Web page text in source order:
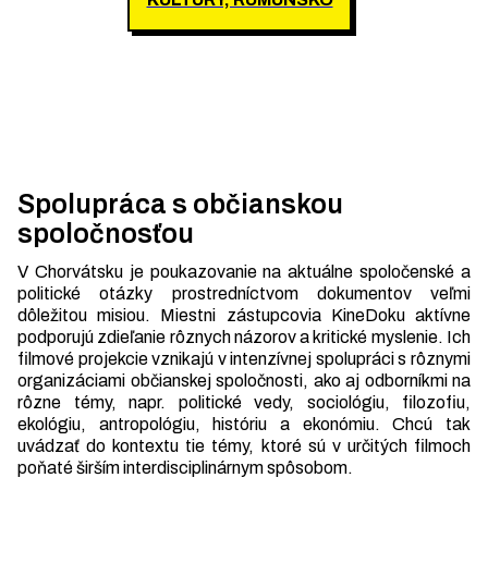
Spolupráca s občianskou
spoločnosťou
V Chorvátsku je poukazovanie na aktuálne spoločenské a
politické otázky prostredníctvom dokumentov veľmi
dôležitou misiou. Miestni zástupcovia KineDoku aktívne
podporujú zdieľanie rôznych názorov a kritické myslenie. Ich
filmové projekcie vznikajú v intenzívnej spolupráci s rôznymi
organizáciami občianskej spoločnosti, ako aj odborníkmi na
rôzne témy, napr. politické vedy, sociológiu, filozofiu,
ekológiu, antropológiu, históriu a ekonómiu. Chcú tak
uvádzať do kontextu tie témy, ktoré sú v určitých filmoch
poňaté širším interdisciplinárnym spôsobom.